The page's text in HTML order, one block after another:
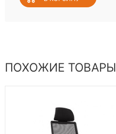
ПОХОЖИЕ ТОВАРЫ